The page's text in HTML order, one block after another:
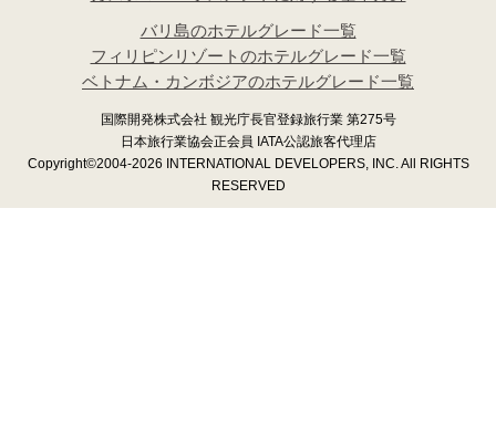
バリ島のホテルグレード一覧
フィリピンリゾートのホテルグレード一覧
ベトナム・カンボジアのホテルグレード一覧
国際開発株式会社 観光庁長官登録旅行業 第275号
日本旅行業協会正会員 IATA公認旅客代理店
Copyright©2004-2026 INTERNATIONAL DEVELOPERS, INC. All RIGHTS
RESERVED